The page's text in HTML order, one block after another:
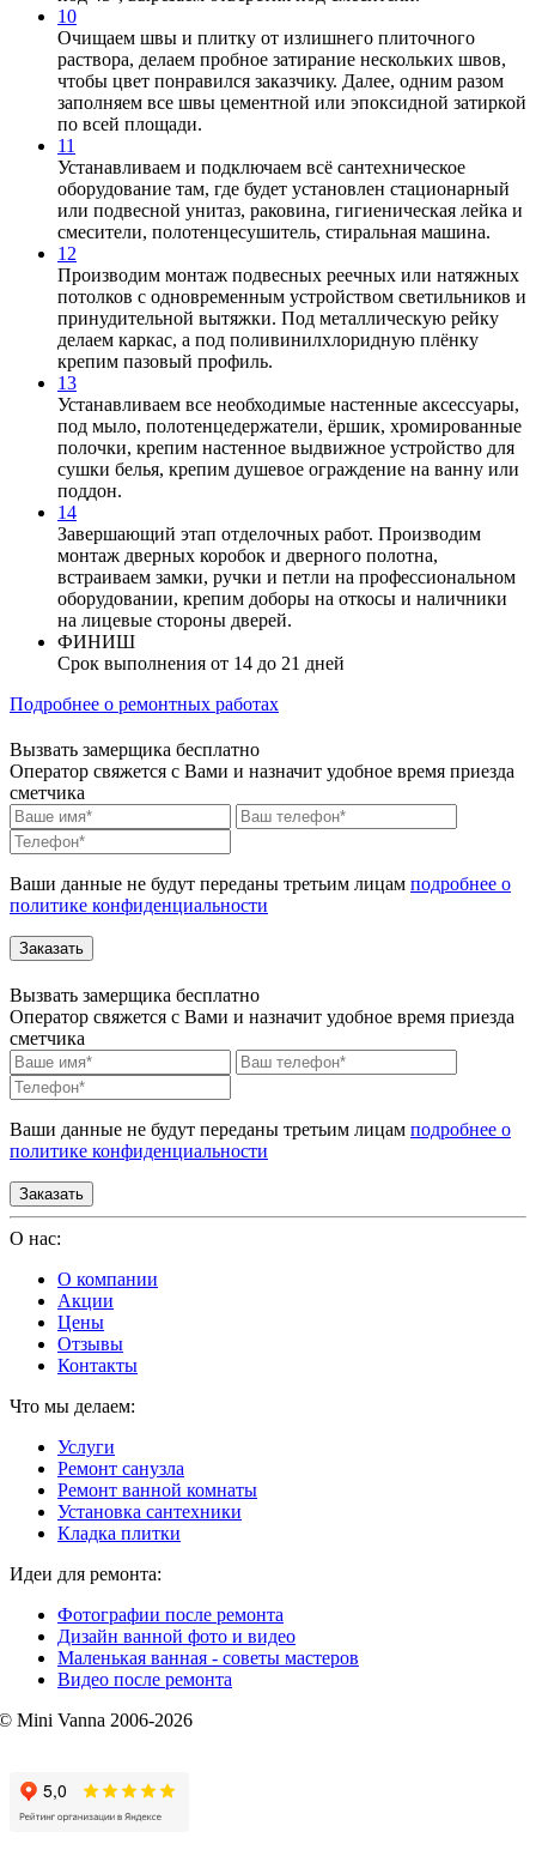
10
Очищаем швы и плитку от излишнего плиточного
раствора, делаем пробное затирание нескольких швов,
чтобы цвет понравился заказчику. Далее, одним разом
заполняем все швы цементной или эпоксидной затиркой
по всей площади.
11
Устанавливаем и подключаем всё сантехническое
оборудование там, где будет установлен стационарный
или подвесной унитаз, раковина, гигиеническая лейка и
смесители, полотенцесушитель, стиральная машина.
12
Производим монтаж подвесных реечных или натяжных
потолков с одновременным устройством светильников и
принудительной вытяжки. Под металлическую рейку
делаем каркас, а под поливинилхлоридную плёнку
крепим пазовый профиль.
13
Устанавливаем все необходимые настенные аксессуары,
под мыло, полотенцедержатели, ёршик, хромированные
полочки, крепим настенное выдвижное устройство для
сушки белья, крепим душевое ограждение на ванну или
поддон.
14
Завершающий этап отделочных работ. Производим
монтаж дверных коробок и дверного полотна,
встраиваем замки, ручки и петли на профессиональном
оборудовании, крепим доборы на откосы и наличники
на лицевые стороны дверей.
ФИНИШ
Срок выполнения от 14 до 21 дней
Подробнее о ремонтных работах
Вызвать замерщика бесплатно
Оператор свяжется с Вами и назначит удобное время приезда
сметчика
Ваши данные не будут переданы третьим лицам подробнее о
политике конфиденциальности
Вызвать замерщика бесплатно
Оператор свяжется с Вами и назначит удобное время приезда
сметчика
Ваши данные не будут переданы третьим лицам подробнее о
политике конфиденциальности
О нас:
О компании
Акции
Цены
Отзывы
Контакты
Что мы делаем:
Услуги
Ремонт санузла
Ремонт ванной комнаты
Установка сантехники
Кладка плитки
Идеи для ремонта:
Фотографии после ремонта
Дизайн ванной фото и видео
Маленькая ванная - советы мастеров
Видео после ремонта
Mini Vanna 2006-2026